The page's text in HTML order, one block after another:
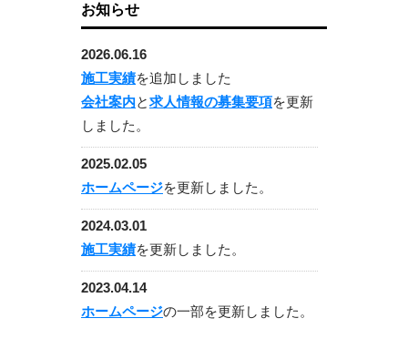
お知らせ
2026.06.16
施工実績を追加しました
会社案内と求人情報の募集要項を更新
しました。
2025.02.05
ホームページを更新しました。
2024.03.01
施工実績を更新しました。
2023.04.14
ホームページの一部を更新しました。